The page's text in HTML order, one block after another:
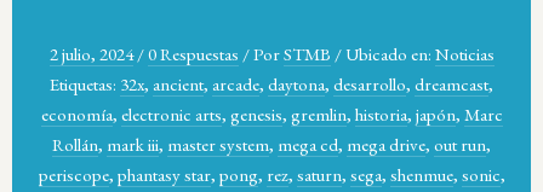
2 julio, 2024 /0 Respuestas /PorSTMB / Ubicado en: Noticias
Etiquetas: 32x, ancient, arcade, daytona, desarrollo, dreamcast,
economía, electronic arts, genesis, gremlin, historia, japón, Marc
Rollán, mark iii, master system, mega cd, mega drive, out run,
periscope, phantasy star, pong, rez, saturn, sega, shenmue, sonic,